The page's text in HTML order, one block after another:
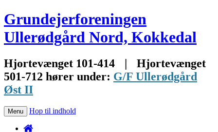
Grundejerforeningen
Ullerødgård Nord, Kokkedal
Hjortevænget 101-414 |
Hjortevænget
501-712 hører under: G/F Ullerødgård
Øst II
Menu Hop til indhold